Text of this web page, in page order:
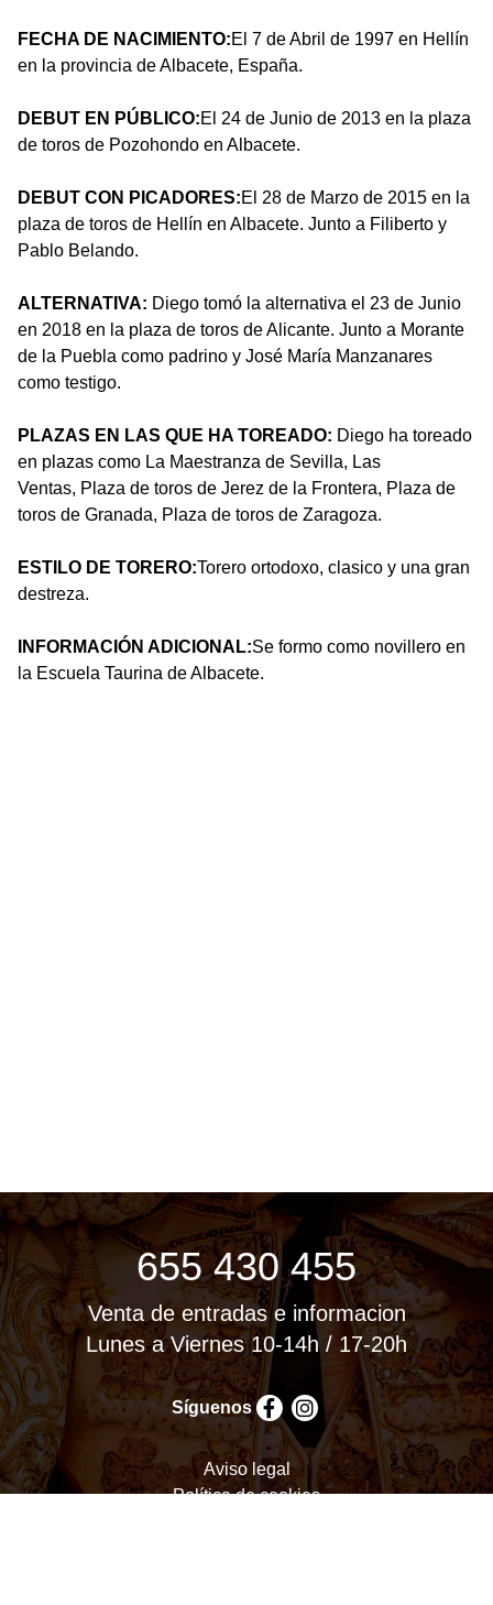
FECHA DE NACIMIENTO:El 7 de Abril de 1997 en Hellín
en la provincia de Albacete, España.
DEBUT EN PÚBLICO:El 24 de Junio de 2013 en la plaza
de toros de Pozohondo en Albacete.
DEBUT CON PICADORES:El 28 de Marzo de 2015 en la
plaza de toros de Hellín en Albacete. Junto a Filiberto y
Pablo Belando.
ALTERNATIVA: Diego tomó la alternativa el 23 de Junio
en 2018 en la plaza de toros de Alicante. Junto a Morante
de la Puebla como padrino y José María Manzanares
como testigo.
PLAZAS EN LAS QUE HA TOREADO: Diego ha toreado
en plazas como La Maestranza de Sevilla, Las
Ventas, Plaza de toros de Jerez de la Frontera, Plaza de
toros de Granada, Plaza de toros de Zaragoza.
ESTILO DE TORERO:Torero ortodoxo, clasico y una gran
destreza.
INFORMACIÓN ADICIONAL:Se formo como novillero en
la Escuela Taurina de Albacete.
655 430 455
Venta de entradas e informacion
Lunes a Viernes 10-14h / 17-20h
Síguenos
Aviso legal
Política de cookies